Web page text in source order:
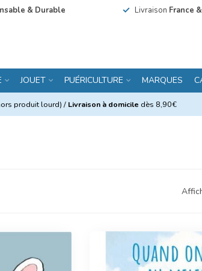
& Durable Livraison France
JOUET PUÉRICULTURE MARQUES
produit lourd) / Livraison à domicile dès 8,90€